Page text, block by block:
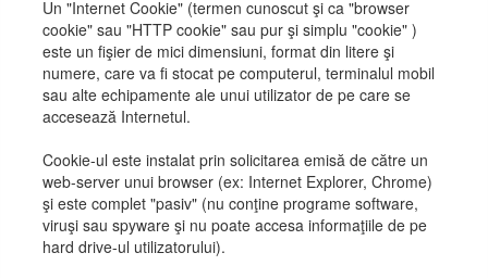
Un "Internet Cookie" (termen cunoscut şi ca "browser
cookie" sau "HTTP cookie" sau pur şi simplu "cookie" )
este un fişier de mici dimensiuni, format din litere şi
numere, care va fi stocat pe computerul, terminalul mobil
sau alte echipamente ale unui utilizator de pe care se
accesează Internetul.
Cookie-ul este instalat prin solicitarea emisă de către un
web-server unui browser (ex: Internet Explorer, Chrome)
şi este complet "pasiv" (nu conţine programe software,
viruşi sau spyware şi nu poate accesa informaţiile de pe
hard drive-ul utilizatorului).